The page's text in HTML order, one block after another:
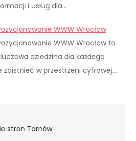
i usług dla…
WWW Wrocław
WWW Wrocław to
dziedzina dla każdego
zaistnieć w przestrzeni cyfrowej.…
stron Tarnów